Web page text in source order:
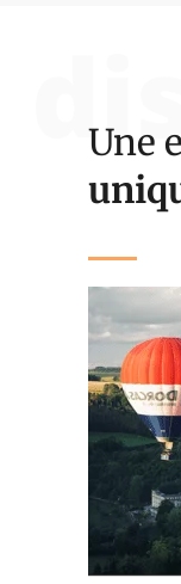
Une